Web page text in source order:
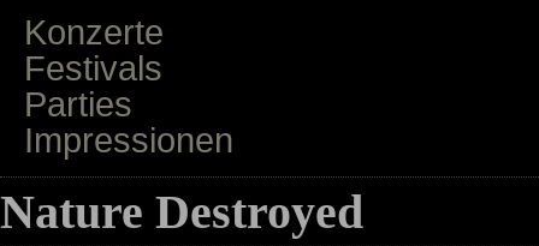
Konzerte
Festivals
Parties
Impressionen
Nature Destroyed